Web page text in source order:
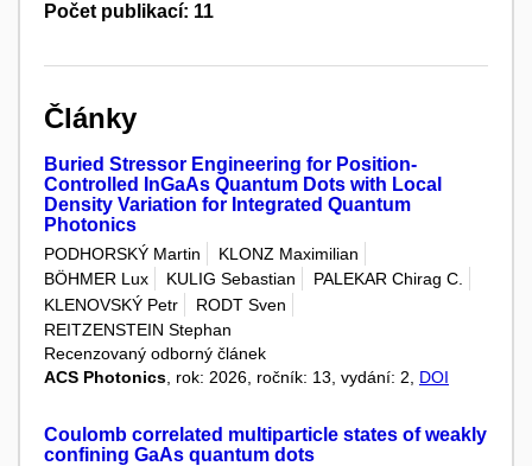
Počet publikací: 11
Články
Buried Stressor Engineering for Position-
Controlled InGaAs Quantum Dots with Local
Density Variation for Integrated Quantum
Photonics
PODHORSKÝ Martin
KLONZ Maximilian
BÖHMER Lux
KULIG Sebastian
PALEKAR Chirag C.
KLENOVSKÝ Petr
RODT Sven
REITZENSTEIN Stephan
Recenzovaný odborný článek
ACS Photonics , rok: 2026, ročník: 13, vydání: 2, DOI
Coulomb correlated multiparticle states of weakly
confining GaAs quantum dots